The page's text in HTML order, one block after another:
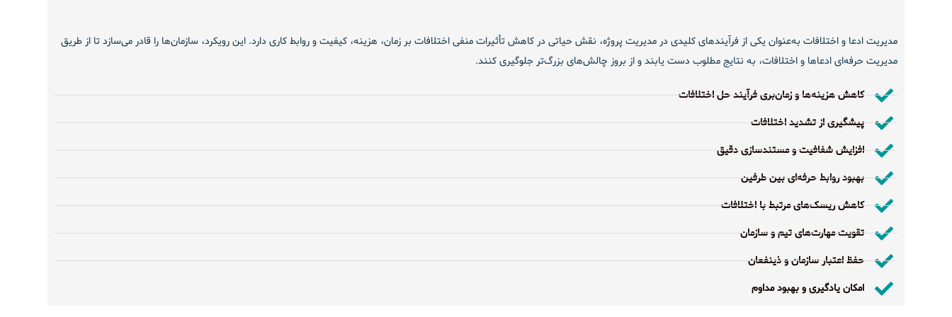
مدیریت ادعا و اختلافات به‌عنوان یکی از فرآیندهای کلیدی در مدیریت پروژه، نقش حیاتی در کاهش تأثیرات منفی اختلافات بر زمان، هزینه، کیفیت و روابط کاری دارد. این رویکرد، سازمان‌ها را قادر می‌سازد تا از طریق
مدیریت حرفه‌ای ادعاها و اختلافات، به نتایج مطلوب دست یابند و از بروز چالش‌های بزرگ‌تر جلوگیری کنند.
کاهش هزینه‌ها و زمان‌بری فرآیند حل اختلافات
پیشگیری از تشدید اختلافات
افزایش شفافیت و مستندسازی دقیق
بهبود روابط حرفه‌ای بین طرفین
کاهش ریسک‌های مرتبط با اختلافات
تقویت مهارت‌های تیم و سازمان
حفظ اعتبار سازمان و ذینفعان
امکان یادگیری و بهبود مداوم